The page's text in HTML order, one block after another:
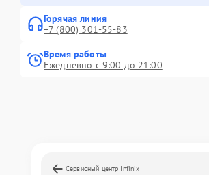
Горячая линия
+7 (800) 301-55-83
Время работы
Ежедневно с 9:00 до 21:00
Сервисный центр Infinix